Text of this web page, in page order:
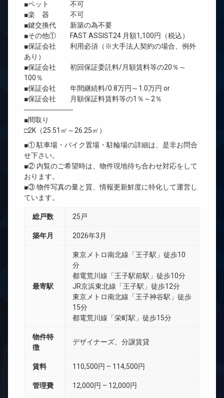
■ペット 不可
■楽 器 不可
■鍵交換代 新築の為不要
■その他① FAST ASSIST24 月額1,100円（税込）
■保証会社 利用必須（※大手法人契約の場合、例外
あり）
■保証会社 初回保証委託料/月額賃料等の20％～
100％
■保証会社 年間継続料/0.8万円～1.0万円 or
■保証会社 月額保証料賃料等の1％～2％
―――――――
■間取り
□2K（25.51㎡～26.25㎡）
■① 駐車場・バイク置場・駐輪場の詳細は、是非お問合
せ下さい。
■② 内覧のご希望時は、物件現地待ち合わせ対応をして
おります。
■③ 物件写真の量と質、情報更新鮮度に特化して運営し
ています。
総戸数 25戸
築年月 2026年3月
最寄駅
東京メトロ南北線「王子駅」徒歩10
分
都電荒川線「王子駅前駅」徒歩10分
JR京浜東北線「王子駅」徒歩12分
東京メトロ南北線「王子神谷駅」徒歩
15分
都電荒川線「栄町駅」徒歩15分
物件特
徴
デザイナーズ、分譲賃貸
賃料 110,500円 – 114,500円
管理費 12,000円 – 12,000円